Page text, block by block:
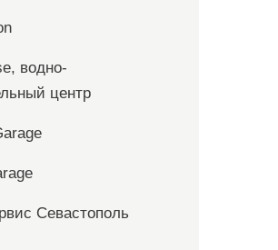
водно-
центр
Севастополь